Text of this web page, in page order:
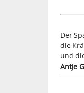
Der
die
und
Antje